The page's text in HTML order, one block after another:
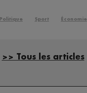
Arena
Politique Sport Économie
>> Tous les articles